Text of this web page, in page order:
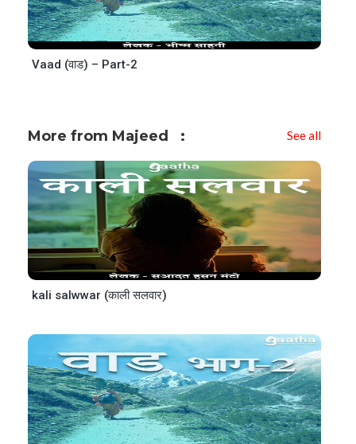
Vaad (वाड) – Part-2
More from Majeed See all
kali salwwar (काली सलवार)